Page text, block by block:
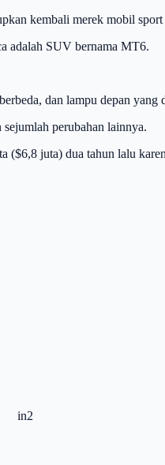
kembali merek mobil
adalah SUV bernama MT6.
dan lampu depan yang
perubahan lainnya.
juta) dua tahun lalu
in2